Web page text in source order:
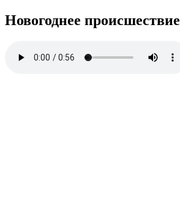
Новогоднее происшествие